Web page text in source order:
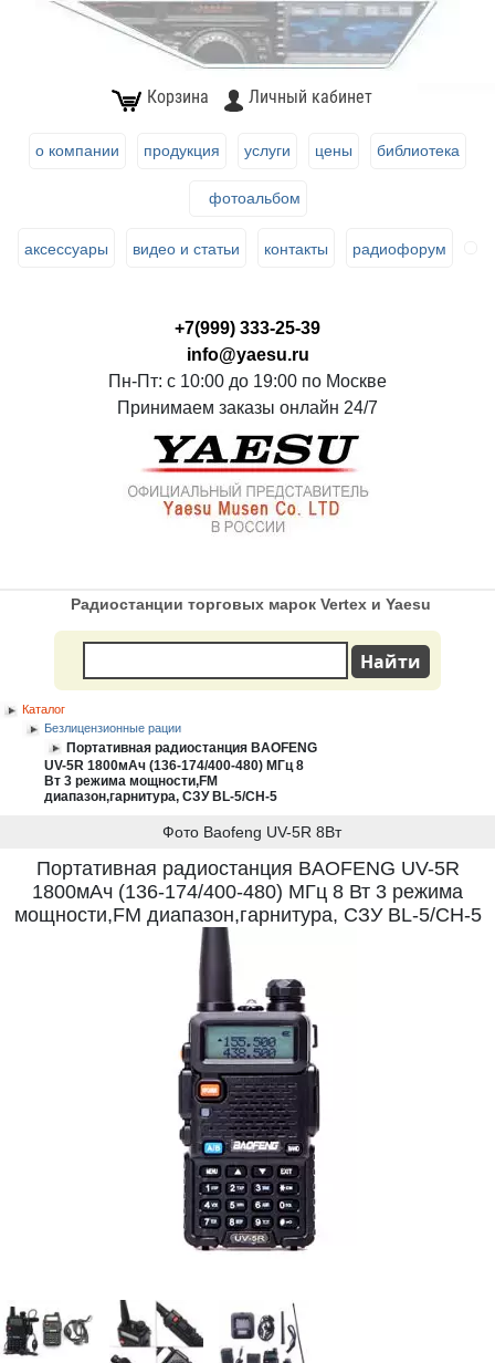
Корзина Личный кабинет
о компании продукция услуги цены библиотека
фотоальбом
аксессуары видео и статьи контакты радиофорум
+7(999) 333-25-39
info@yaesu.ru
Пн-Пт: с 10:00 до 19:00 по Москве
Принимаем заказы онлайн 24/7
Радиостанции торговых марок Vertex и Yaesu
Каталог
Безлицензионные рации
Портативная радиостанция BAOFENG
UV-5R 1800мАч (136-174/400-480) МГц 8
Вт 3 режима мощности,FM
диапазон,гарнитура, СЗУ BL-5/CH-5
Фото Baofeng UV-5R 8Вт
Портативная радиостанция BAOFENG UV-5R
1800мАч (136-174/400-480) МГц 8 Вт 3 режима
мощности,FM диапазон,гарнитура, СЗУ BL-5/CH-5